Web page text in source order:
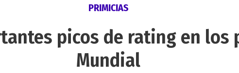
PRIMICIAS
picos de rating en los
Mundial